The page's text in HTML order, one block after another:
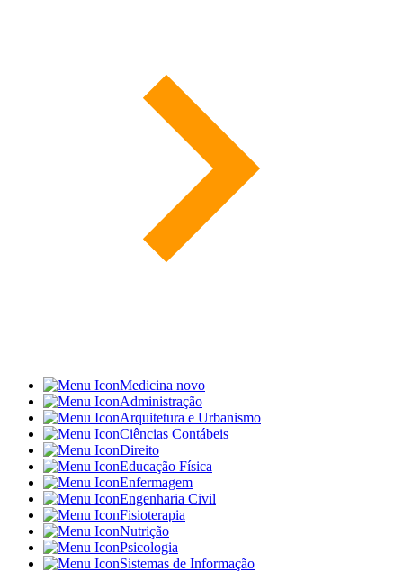
Medicina novo
Administração
Arquitetura e Urbanismo
Ciências Contábeis
Direito
Educação Física
Enfermagem
Engenharia Civil
Fisioterapia
Nutrição
Psicologia
Sistemas de Informação